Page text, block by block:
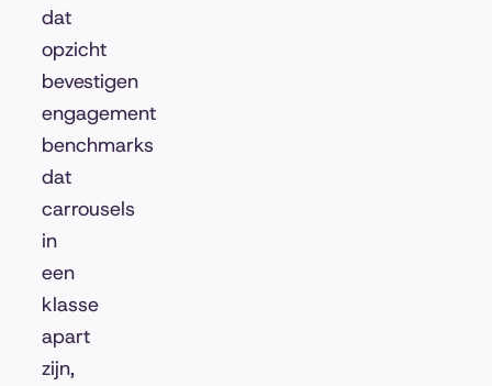
dat
opzicht
bevestigen
engagement
benchmarks
dat
carrousels
in
een
klasse
apart
zijn,